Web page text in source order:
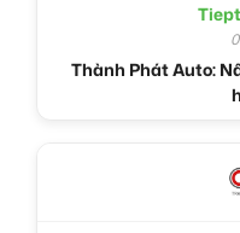
Thành Phát Auto: